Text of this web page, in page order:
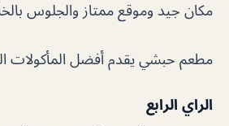
مكان جيد وموقع ممتاز والجلوس
مطعم حبشي يقدم أفضل المأكولات
الراي الرابع